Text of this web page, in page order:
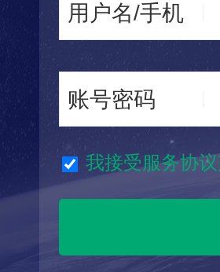
用户名/手机
账号密码
我接受服务协